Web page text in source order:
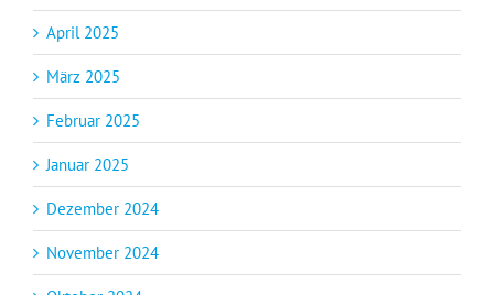
April 2025
März 2025
Februar 2025
Januar 2025
Dezember 2024
November 2024